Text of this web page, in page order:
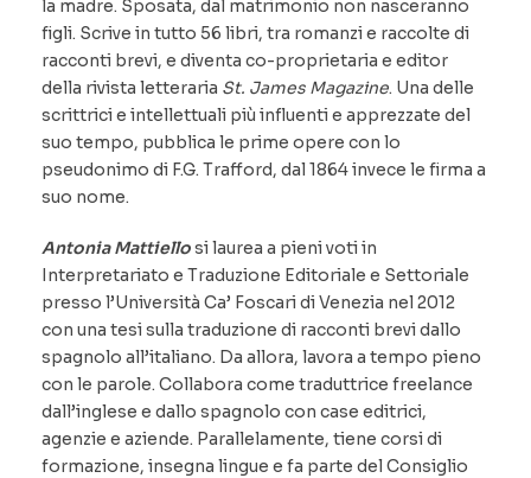
la madre. Sposata, dal matrimonio non nasceranno
figli. Scrive in tutto 56 libri, tra romanzi e raccolte di
racconti brevi, e diventa co-proprietaria e editor
della rivista letteraria St. James Magazine. Una delle
scrittrici e intellettuali più influenti e apprezzate del
suo tempo, pubblica le prime opere con lo
pseudonimo di F.G. Trafford, dal 1864 invece le firma a
suo nome.
Antonia Mattiellosi laurea a pieni voti in
Interpretariato e Traduzione Editoriale e Settoriale
presso l’Università Ca’ Foscari di Venezia nel 2012
con una tesi sulla traduzione di racconti brevi dallo
spagnolo all’italiano. Da allora, lavora a tempo pieno
con le parole. Collabora come traduttrice freelance
dall’inglese e dallo spagnolo con case editrici,
agenzie e aziende. Parallelamente, tiene corsi di
formazione, insegna lingue e fa parte del Consiglio